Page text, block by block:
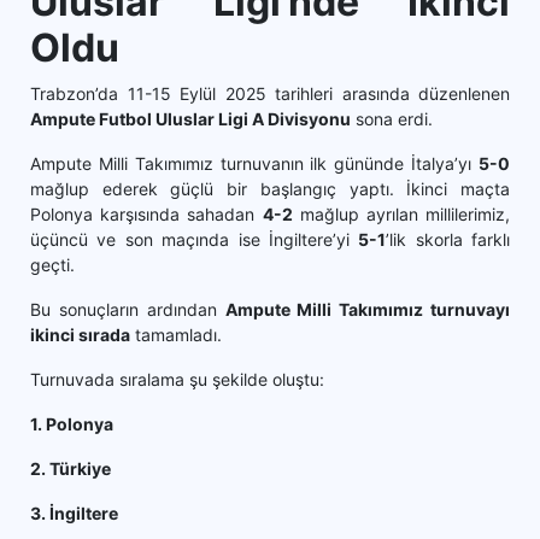
Oldu
Trabzon’da 11-15 Eylül 2025 tarihleri arasında düzenlenen
Ampute Futbol Uluslar Ligi A Divisyonu sona erdi.
Ampute Milli Takımımız turnuvanın ilk gününde İtalya’yı 5-0
mağlup ederek güçlü bir başlangıç yaptı. İkinci maçta
Polonya karşısında sahadan 4-2 mağlup ayrılan millilerimiz,
üçüncü ve son maçında ise İngiltere’yi 5-1’lik skorla farklı
geçti.
Bu sonuçların ardından Ampute Milli Takımımız turnuvayı
ikinci sırada tamamladı.
Turnuvada sıralama şu şekilde oluştu:
1. Polonya
2. Türkiye
3. İngiltere